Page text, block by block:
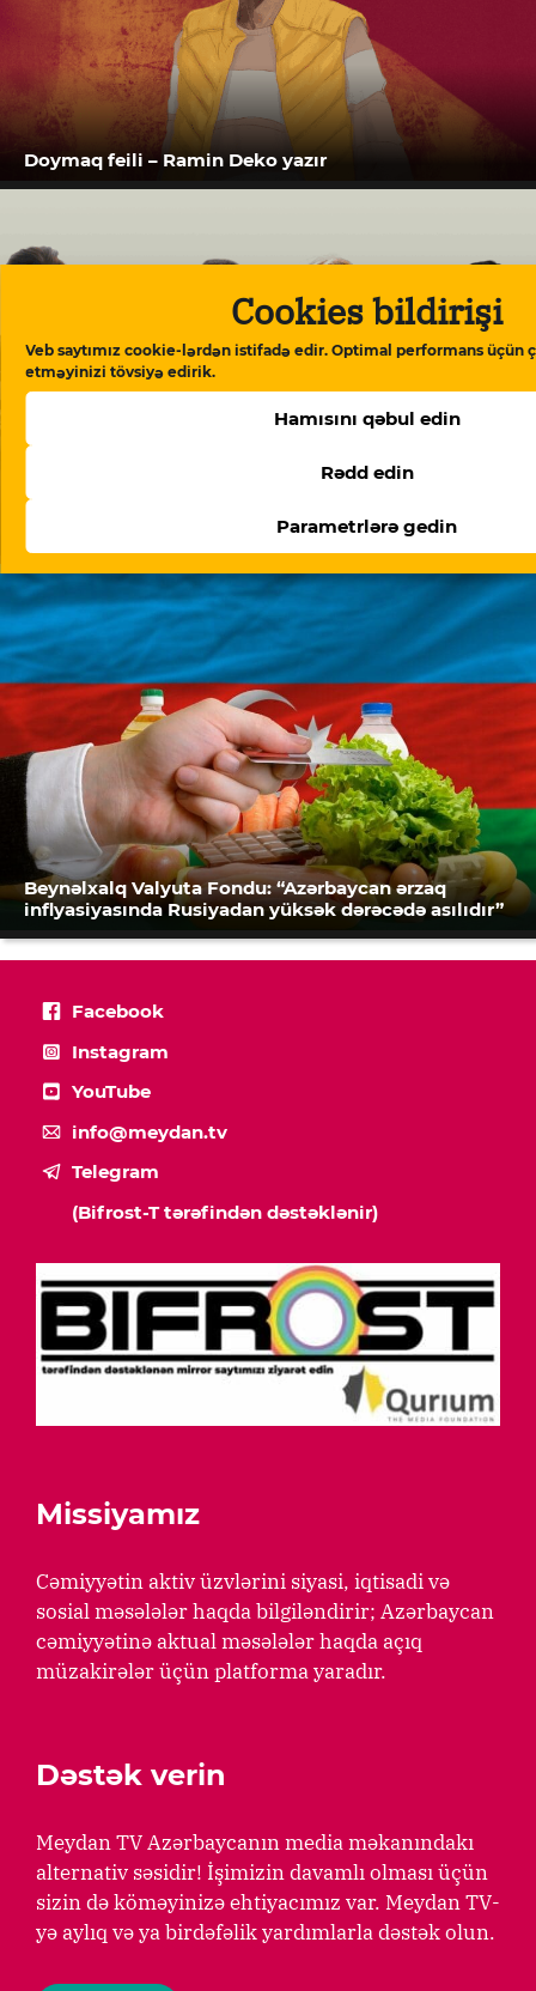
Cookies bildirişi
Veb saytımız cookie-lərdən istifadə edir. Optimal performans üçün
etməyinizi tövsiyə edirik.
Hamısını qəbul edin
Rədd edin
Parametrlərə gedin
Doymaq feili – Ramin Deko yazır
“Meydan TV işi”: “Burada mühakimə olunan
Azərbaycan cəmiyyətinin vicdanıdır”
Beynəlxalq Valyuta Fondu: “Azərbaycan ərzaq
inflyasiyasında Rusiyadan yüksək dərəcədə asılıdır”
Facebook
Instagram
YouTube
info@meydan.tv
Telegram
(Bifrost-T tərəfindən dəstəklənir)
Missiyamız
Cəmiyyətin aktiv üzvlərini siyasi, iqtisadi və
sosial məsələlər haqda bilgiləndirir; Azərbaycan
cəmiyyətinə aktual məsələlər haqda açıq
müzakirələr üçün platforma yaradır.
Dəstək verin
Meydan TV Azərbaycanın media məkanındakı
alternativ səsidir! İşimizin davamlı olması üçün
sizin də köməyinizə ehtiyacımız var. Meydan TV-
yə aylıq və ya birdəfəlik yardımlarla dəstək olun.